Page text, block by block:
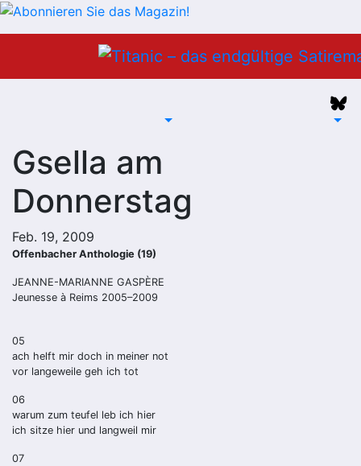
Gsella am
Donnerstag
Feb. 19, 2009
Offenbacher Anthologie (19)
JEANNE-MARIANNE GASPÈRE
Jeunesse à Reims 2005–2009
05
ach helft mir doch in meiner not
vor langeweile geh ich tot
06
warum zum teufel leb ich hier
ich sitze hier und langweil mir
07